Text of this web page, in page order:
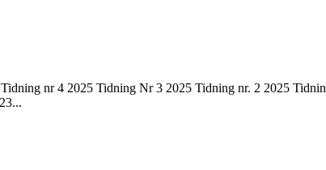
nr 4 2025 Tidning Nr 3 2025 Tidning nr. 2 2025